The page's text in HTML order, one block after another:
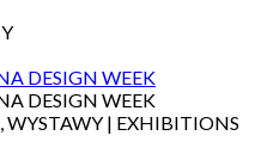
DESIGN WEEK
DESIGN WEEK
WYSTAWY | EXHIBITIONS